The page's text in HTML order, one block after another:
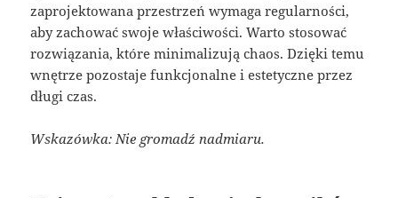
zaprojektowana przestrzeń wymaga regularności,
aby zachować swoje właściwości. Warto stosować
rozwiązania, które minimalizują chaos. Dzięki temu
wnętrze pozostaje funkcjonalne i estetyczne przez
długi czas.
Wskazówka: Nie gromadź nadmiaru.